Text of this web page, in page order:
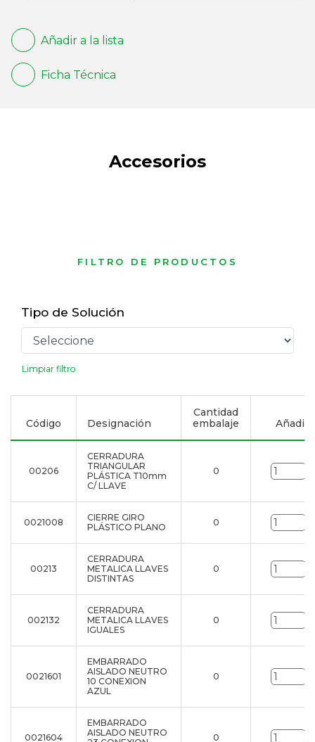
Añadir a la lista
Ficha Técnica
Accesorios
FILTRO DE PRODUCTOS
Tipo de Solución
Limpiar filtro
Código Designación
Cantidad
embalaje
Añadir
00206
CERRADURA
TRIANGULAR
PLÁSTICA T10mm
C/ LLAVE
0
0021008
CIERRE GIRO
PLÁSTICO PLANO
0
00213
CERRADURA
METALICA LLAVES
DISTINTAS
0
002132
CERRADURA
METALICA LLAVES
IGUALES
0
0021601
EMBARRADO
AISLADO NEUTRO
10 CONEXION
AZUL
0
0021604
EMBARRADO
AISLADO NEUTRO
0